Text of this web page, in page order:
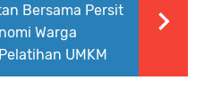
Bersama Persit
Warga
UMKM